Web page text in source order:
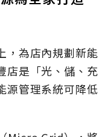
，為店內規劃新能
店是「光、儲、充
源管理系統可降低